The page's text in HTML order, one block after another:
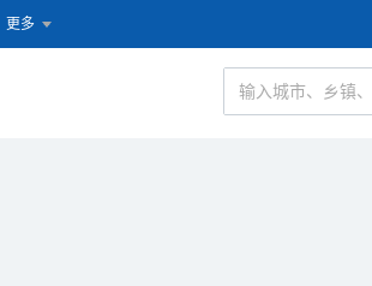
更多